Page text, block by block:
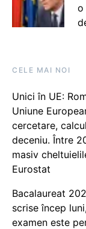
o
CELE MAI NOI
Unici în UE:
Uniune
cercetare,
deceniu. Între
masiv
Eurostat
Bacalaureat
scrise încep
examen este